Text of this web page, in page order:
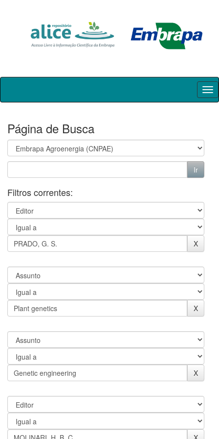
Skip
Página de Busca
Filtros correntes: